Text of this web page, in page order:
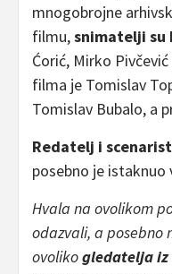
mnogobrojne
filmu,snimatelji su
Ćorić, Mirko
filma je Tomislav
Tomislav Bubalo, a
Redatelj i
posebno je istaknuo
Hvala na ovolikom
odazvali, a posebno
ovolikogledatelja